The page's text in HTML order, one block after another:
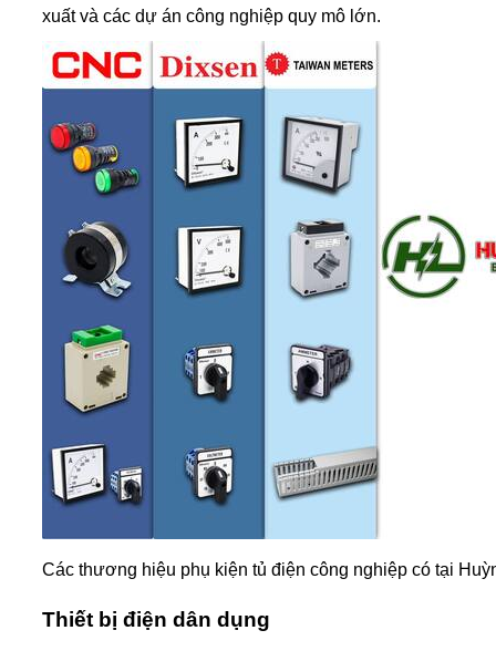
xuất và các dự án công nghiệp quy mô lớn.
Các thương hiệu phụ kiện tủ điện công nghiệp có tại
Thiết bị điện dân dụng